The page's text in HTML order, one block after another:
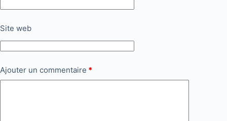
Site web
Ajouter un commentaire *